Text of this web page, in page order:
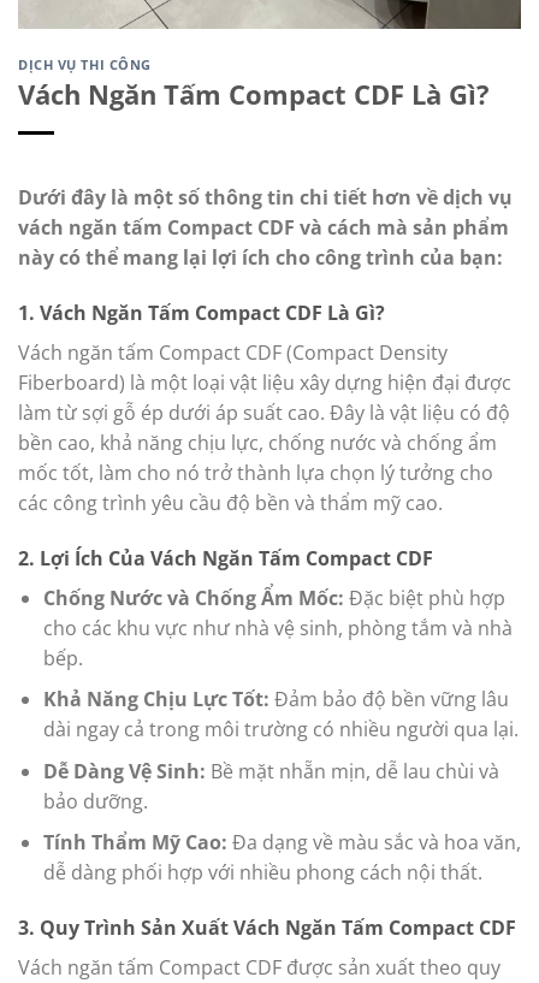
DỊCH VỤ THI CÔNG
Vách Ngăn Tấm Compact CDF Là Gì?
Dưới đây là một số thông tin chi tiết hơn về dịch vụ
vách ngăn tấm Compact CDF và cách mà sản phẩm
này có thể mang lại lợi ích cho công trình của bạn:
1. Vách Ngăn Tấm Compact CDF Là Gì?
Vách ngăn tấm Compact CDF (Compact Density
Fiberboard) là một loại vật liệu xây dựng hiện đại được
làm từ sợi gỗ ép dưới áp suất cao. Đây là vật liệu có độ
bền cao, khả năng chịu lực, chống nước và chống ẩm
mốc tốt, làm cho nó trở thành lựa chọn lý tưởng cho
các công trình yêu cầu độ bền và thẩm mỹ cao.
2. Lợi Ích Của Vách Ngăn Tấm Compact CDF
Chống Nước và Chống Ẩm Mốc: Đặc biệt phù hợp
cho các khu vực như nhà vệ sinh, phòng tắm và nhà
bếp.
Khả Năng Chịu Lực Tốt: Đảm bảo độ bền vững lâu
dài ngay cả trong môi trường có nhiều người qua lại.
Dễ Dàng Vệ Sinh: Bề mặt nhẵn mịn, dễ lau chùi và
bảo dưỡng.
Tính Thẩm Mỹ Cao: Đa dạng về màu sắc và hoa văn,
dễ dàng phối hợp với nhiều phong cách nội thất.
3. Quy Trình Sản Xuất Vách Ngăn Tấm Compact CDF
Vách ngăn tấm Compact CDF được sản xuất theo quy